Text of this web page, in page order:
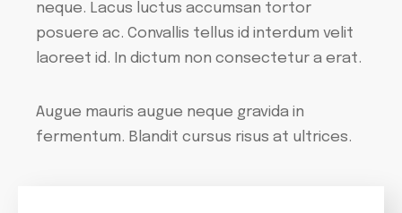
neque. Lacus luctus accumsan tortor
posuere ac. Convallis tellus id interdum velit
laoreet id. In dictum non consectetur a erat.
Augue mauris augue neque gravida in
fermentum. Blandit cursus risus at ultrices.